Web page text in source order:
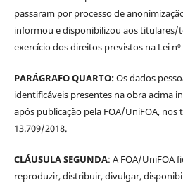
passaram por processo de
informou e disponibilizou aos titulares/
exercício dos direitos previstos na Lei nº
PARÁGRAFO QUARTO:Os dados
identificáveis presentes na obra acima
após publicação pela FOA/UniFOA, nos
13.709/2018.
CLÁUSULA SEGUNDA: A FOA/UniFOA
reproduzir, distribuir, divulgar,